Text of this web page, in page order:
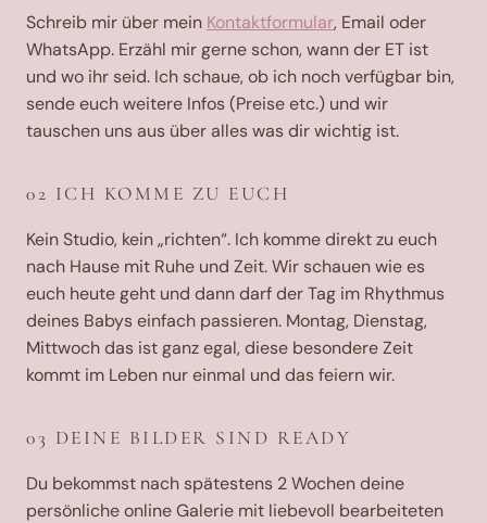
Schreib mir über mein Kontaktformular, Email oder
WhatsApp. Erzähl mir gerne schon, wann der ET ist
und wo ihr seid. Ich schaue, ob ich noch verfügbar bin,
sende euch weitere Infos (Preise etc.) und wir
tauschen uns aus über alles was dir wichtig ist.
02 ICH KOMME ZU EUCH
Kein Studio, kein „richten“. Ich komme direkt zu euch
nach Hause mit Ruhe und Zeit. Wir schauen wie es
euch heute geht und dann darf der Tag im Rhythmus
deines Babys einfach passieren. Montag, Dienstag,
Mittwoch das ist ganz egal, diese besondere Zeit
kommt im Leben nur einmal und das feiern wir.
03 DEINE BILDER SIND READY
Du bekommst nach spätestens 2 Wochen deine
persönliche online Galerie mit liebevoll bearbeiteten